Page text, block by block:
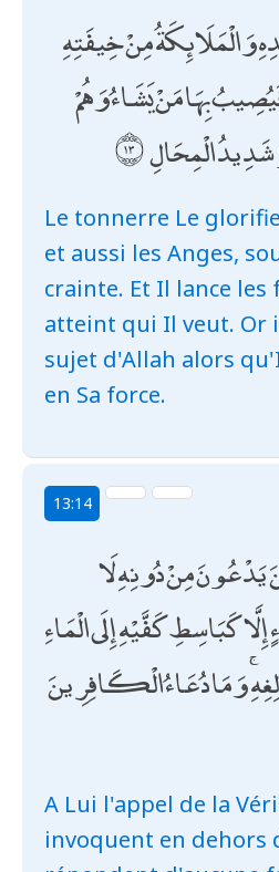
وَالْمَلَائِكَةُ مِنْ خِيفَتِهِ
بِهَا مَنْ يَشَاءُ وَهُمْ
شَدِيدُ الْمِحَالِ
Le tonnerre Le
et aussi les Anges,
crainte. Et Il lance
atteint qui Il veut. Or
sujet d'Allah alors
en Sa force.
13:14
يَدْعُونَ مِنْ دُونِهِ لَا
كَبَاسِطِ كَفَّيْهِ إِلَى الْمَاءِ
وَمَا دُعَاءُ الْكَافِرِينَ
A Lui l'appel de la
invoquent en dehors